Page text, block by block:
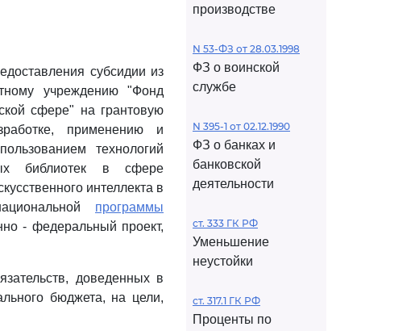
субсидии из
учреждению "Фонд
сфере" на грантовую
применению и
технологий
библиотек в сфере
интеллекта в
программы
- федеральный проект,
доведенных в
бюджета, на цели,
производстве
N 53-ФЗ от 28.03.1998
ФЗ о воинской
службе
N 395-1 от 02.12.1990
ФЗ о банках и
банковской
деятельности
ст. 333 ГК РФ
Уменьшение
неустойки
ст. 317.1 ГК РФ
Проценты по